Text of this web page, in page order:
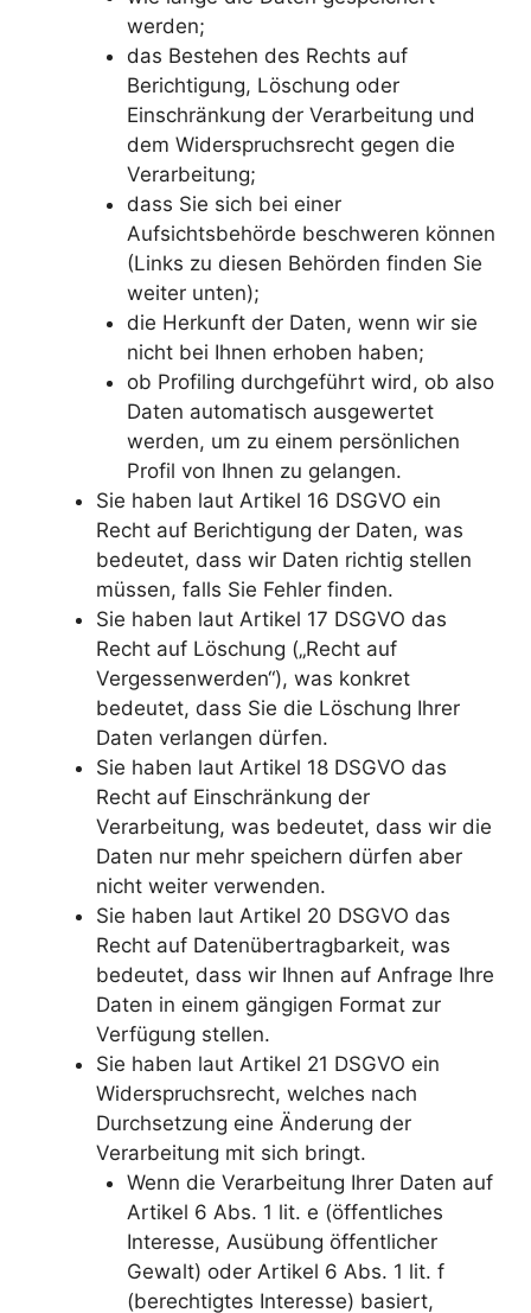
werden;
das Bestehen des Rechts auf
Berichtigung, Löschung oder
Einschränkung der Verarbeitung und
dem Widerspruchsrecht gegen die
Verarbeitung;
dass Sie sich bei einer
Aufsichtsbehörde beschweren können
(Links zu diesen Behörden finden Sie
weiter unten);
die Herkunft der Daten, wenn wir sie
nicht bei Ihnen erhoben haben;
ob Profiling durchgeführt wird, ob also
Daten automatisch ausgewertet
werden, um zu einem persönlichen
Profil von Ihnen zu gelangen.
Sie haben laut Artikel 16 DSGVO ein
Recht auf Berichtigung der Daten, was
bedeutet, dass wir Daten richtig stellen
müssen, falls Sie Fehler finden.
Sie haben laut Artikel 17 DSGVO das
Recht auf Löschung („Recht auf
Vergessenwerden“), was konkret
bedeutet, dass Sie die Löschung Ihrer
Daten verlangen dürfen.
Sie haben laut Artikel 18 DSGVO das
Recht auf Einschränkung der
Verarbeitung, was bedeutet, dass wir die
Daten nur mehr speichern dürfen aber
nicht weiter verwenden.
Sie haben laut Artikel 20 DSGVO das
Recht auf Datenübertragbarkeit, was
bedeutet, dass wir Ihnen auf Anfrage Ihre
Daten in einem gängigen Format zur
Verfügung stellen.
Sie haben laut Artikel 21 DSGVO ein
Widerspruchsrecht, welches nach
Durchsetzung eine Änderung der
Verarbeitung mit sich bringt.
Wenn die Verarbeitung Ihrer Daten auf
Artikel 6 Abs. 1 lit. e (öffentliches
Interesse, Ausübung öffentlicher
Gewalt) oder Artikel 6 Abs. 1 lit. f
(berechtigtes Interesse) basiert,